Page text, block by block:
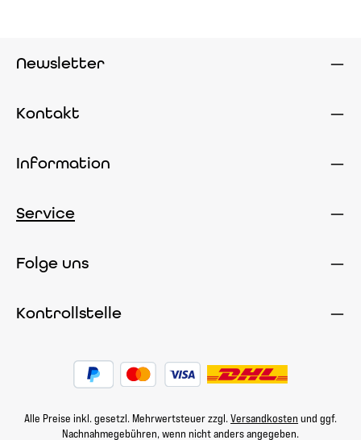
Newsletter
Kontakt
Information
Service
Folge uns
Kontrollstelle
Alle Preise inkl. gesetzl. Mehrwertsteuer zzgl. Versandkosten und ggf.
Nachnahmegebühren, wenn nicht anders angegeben.